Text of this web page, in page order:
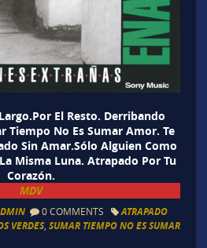
El Resto. Derribando
Tiempo No Es Sumar Amor. Te
Sin Amar.Sólo Alguien Como
Misma Luna. Atrapado Por Tu
Corazón.
MDV
0 COMMENTS
ATRAPADO
VERDES, SUMAR TIEMPO NO ES SUMAR